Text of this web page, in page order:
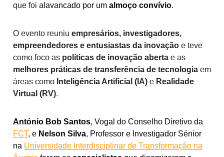
que foi alavancado por um almoço convívio.
O evento reuniu empresários, investigadores,
empreendedores e entusiastas da inovação e teve
como foco as políticas de inovação aberta e as
melhores práticas de transferência de tecnologia em
áreas como Inteligência Artificial (IA) e Realidade
Virtual (RV).
António Bob Santos, Vogal do Conselho Diretivo da
FCT, e Nelson Silva, Professor e Investigador Sénior
na Universidade Interdisciplinar de Transformação na